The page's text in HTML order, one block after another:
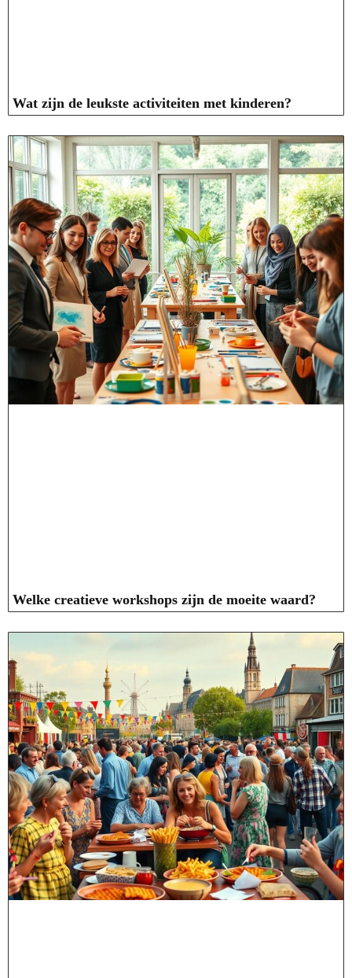
Wat zijn de leukste activiteiten met kinderen?
Welke creatieve workshops zijn de moeite waard?